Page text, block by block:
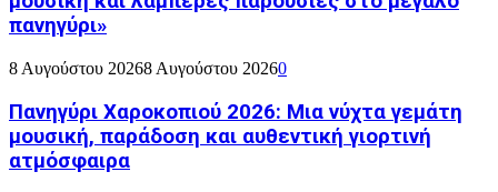
πανηγύρι»
8 Αυγούστου 20268 Αυγούστου 20260
Πανηγύρι Χαροκοπιού 2026: Μια νύχτα γεμάτη
μουσική, παράδοση και αυθεντική γιορτινή
ατμόσφαιρα